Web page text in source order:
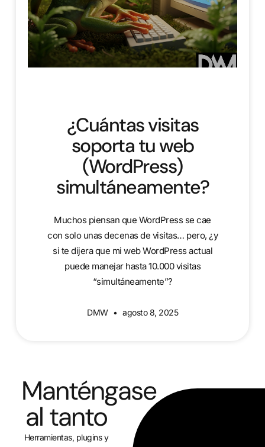
¿Cuántas visitas
soporta tu web
(WordPress)
simultáneamente?
Muchos piensan que WordPress se cae
con solo unas decenas de visitas… pero, ¿y
si te dijera que mi web WordPress actual
puede manejar hasta 10.000 visitas
“simultáneamente”?
DMW agosto 8, 2025
Manténgase
al tanto
Herramientas, plugins y